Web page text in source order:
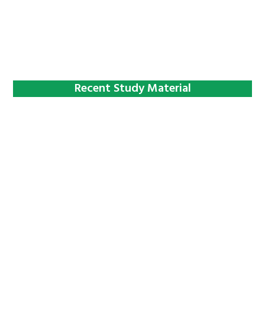
Recent Study Material